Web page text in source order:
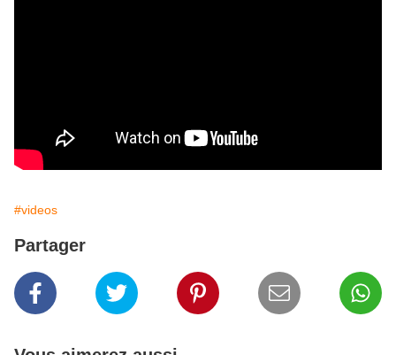
#videos
Partager